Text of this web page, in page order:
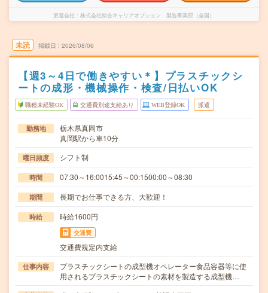
派遣会社 株式会社綜合キャリアオプション 製造事業部（全国）
未読 掲載日 2026/08/06
【週3～4日で働きやすい＊】プラスチックシ
ートの成形・機械操作・検査/日払いOK
職種未経験OK 交通費別途支給あり WEB登録OK 派遣
勤務地
栃木県真岡市
真岡駅から車10分
曜日頻度 シフト制
時間 07:30～16:0015:45～00:1500:00～08:30
期間 長期でお仕事できる方、大歓迎！
時給 時給1600円
交通費
交通費規定内支給
仕事内容
プラスチックシートの成型機オペレーター食品容器等に使
用されるプラスチックシートの素材を製造する成型機…